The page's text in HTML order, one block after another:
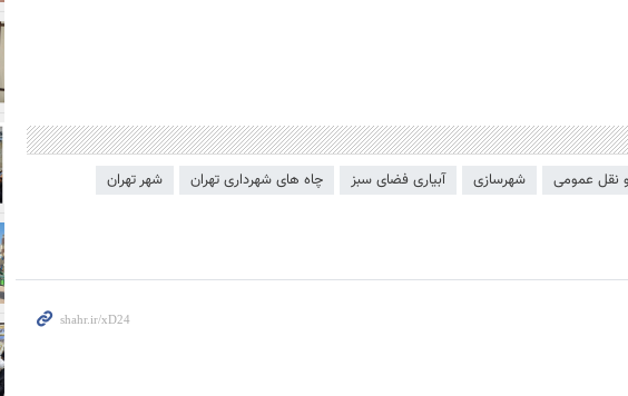
نقل عمومی شهرسازی آبیاری فضای سبز چاه های شهرداری تهران
شهر تهران